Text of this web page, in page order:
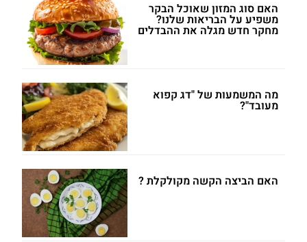
האם סוג המזון שאוכל הבקר
משפיע על הבריאות שלנו?
מחקר חדש מגלה את ההבדלים
מה המשמעות של "דג קפוא
מעובד"?
האם הביצה הקשה מקולקלת ?